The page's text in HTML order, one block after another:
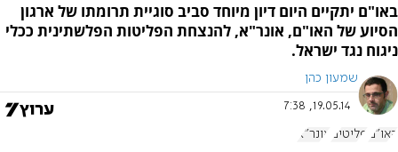
באו"ם יתקיים היום דיון מיוחד סביב סוגיית תרומתו של ארגון
הסיוע של האו"ם, אונר"א, להנצחת הפליטות הפלשתינית ככלי
ניגוח נגד ישראל.
שמעון כהן
19.05.14, 7:38
האו"ם פליטים אונר"א